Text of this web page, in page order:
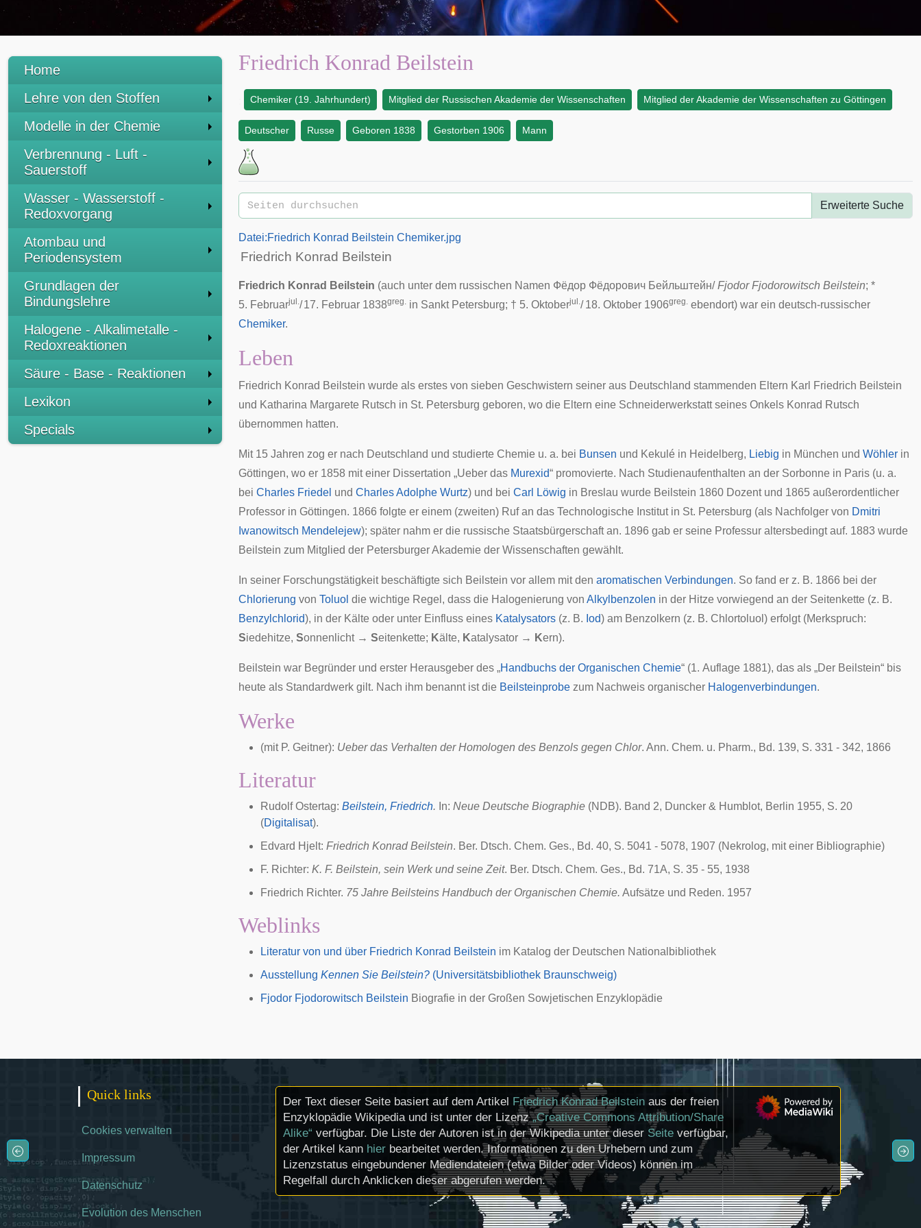
Home
Lehre von den Stoffen
Modelle in der Chemie
Verbrennung - Luft -
Sauerstoff
Wasser - Wasserstoff -
Redoxvorgang
Atombau und
Periodensystem
Grundlagen der
Bindungslehre
Halogene - Alkalimetalle -
Redoxreaktionen
Säure - Base - Reaktionen
Lexikon
Specials
Friedrich Konrad Beilstein
Chemiker (19. Jahrhundert) Mitglied der Russischen Akademie der Wissenschaften Mitglied der Akademie der Wissenschaften zu Göttingen
Deutscher Russe Geboren 1838 Gestorben 1906 Mann
Erweiterte Suche
Datei:Friedrich Konrad Beilstein Chemiker.jpg
Friedrich Konrad Beilstein
Friedrich Konrad Beilstein (auch unter dem russischen Namen Фёдор Фёдорович Бейльштейн/Fjodor Fjodorowitsch Beilstein; *
5. Februarjul./17. Februar 1838greg. in Sankt Petersburg; † 5. Oktoberjul./18. Oktober 1906greg.ebendort) war ein deutsch-russischer
Chemiker.
Leben
Friedrich Konrad Beilstein wurde als erstes von sieben Geschwistern seiner aus Deutschland stammenden Eltern Karl Friedrich Beilstein
und Katharina Margarete Rutsch in St. Petersburg geboren, wo die Eltern eine Schneiderwerkstatt seines Onkels Konrad Rutsch
übernommen hatten.
Mit 15 Jahren zog er nach Deutschland und studierte Chemie u. a. bei Bunsen und Kekulé in Heidelberg, Liebig in München und Wöhler in
Göttingen, wo er 1858 mit einer Dissertation „Ueber das Murexid“ promovierte. Nach Studienaufenthalten an der Sorbonne in Paris (u. a.
bei Charles Friedel und Charles Adolphe Wurtz) und bei Carl Löwig in Breslau wurde Beilstein 1860 Dozent und 1865 außerordentlicher
Professor in Göttingen. 1866 folgte er einem (zweiten) Ruf an das Technologische Institut in St. Petersburg (als Nachfolger von Dmitri
Iwanowitsch Mendelejew); später nahm er die russische Staatsbürgerschaft an. 1896 gab er seine Professur altersbedingt auf. 1883 wurde
Beilstein zum Mitglied der Petersburger Akademie der Wissenschaften gewählt.
In seiner Forschungstätigkeit beschäftigte sich Beilstein vor allem mit den aromatischen Verbindungen. So fand er z. B. 1866 bei der
Chlorierung von Toluol die wichtige Regel, dass die Halogenierung von Alkylbenzolen in der Hitze vorwiegend an der Seitenkette (z. B.
Benzylchlorid), in der Kälte oder unter Einfluss eines Katalysators (z. B. Iod) am Benzolkern (z. B. Chlortoluol ) erfolgt (Merkspruch:
Siedehitze, Sonnenlicht → Seitenkette; Kälte, Katalysator → Kern).
Beilstein war Begründer und erster Herausgeber des „Handbuchs der Organischen Chemie“ (1. Auflage 1881), das als „Der Beilstein“ bis
heute als Standardwerk gilt. Nach ihm benannt ist die Beilsteinprobe zum Nachweis organischer Halogenverbindungen.
Werke
(mit P. Geitner): Ueber das Verhalten der Homologen des Benzols gegen Chlor. Ann. Chem. u. Pharm., Bd. 139, S. 331 - 342, 1866
Literatur
Rudolf Ostertag: Beilstein, Friedrich. In: Neue Deutsche Biographie (NDB). Band 2, Duncker & Humblot, Berlin 1955, S. 20
(Digitalisat).
Edvard Hjelt: Friedrich Konrad Beilstein. Ber. Dtsch. Chem. Ges., Bd. 40, S. 5041 - 5078, 1907 (Nekrolog, mit einer Bibliographie)
F. Richter: K. F. Beilstein, sein Werk und seine Zeit. Ber. Dtsch. Chem. Ges., Bd. 71A, S. 35 - 55, 1938
Friedrich Richter. 75 Jahre Beilsteins Handbuch der Organischen Chemie. Aufsätze und Reden. 1957
Weblinks
Literatur von und über Friedrich Konrad Beilstein im Katalog der Deutschen Nationalbibliothek
Ausstellung Kennen Sie Beilstein? (Universitätsbibliothek Braunschweig)
Fjodor Fjodorowitsch Beilstein Biografie in der Großen Sowjetischen Enzyklopädie
Quick links
Cookies verwalten
Impressum
Datenschutz
Evolution des Menschen
Der Text dieser Seite basiert auf dem Artikel Friedrich Konrad Beilstein aus der freien
Enzyklopädie Wikipedia und ist unter der Lizenz„Creative Commons Attribution/Share
Alike“ verfügbar. Die Liste der Autoren ist in der Wikipedia unter dieser Seite verfügbar,
der Artikel kann hier bearbeitet werden. Informationen zu den Urhebern und zum
Lizenzstatus eingebundener Mediendateien (etwa Bilder oder Videos) können im
Regelfall durch Anklicken dieser abgerufen werden.